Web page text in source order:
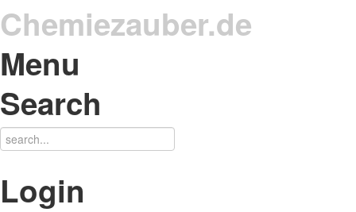
Chemiezauber.de
Menu
Search
Login